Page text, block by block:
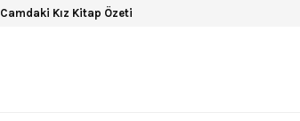
Camdaki Kız Kitap Özeti